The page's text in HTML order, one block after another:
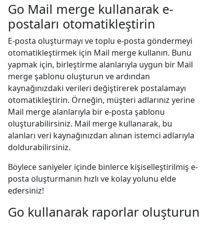
Go Mail merge kullanarak e-
postaları otomatikleştirin
E-posta oluşturmayı ve toplu e-posta göndermeyi
otomatikleştirmek için Mail merge kullanın. Bunu
yapmak için, birleştirme alanlarıyla uygun bir Mail
merge şablonu oluşturun ve ardından
kaynağınızdaki verileri değiştirerek postalamayı
otomatikleştirin. Örneğin, müşteri adlarınız yerine
Mail merge alanlarıyla bir e-posta şablonu
oluşturabilirsiniz. Mail merge kullanarak, bu
alanları veri kaynağınızdan alınan istemci adlarıyla
doldurabilirsiniz.
Böylece saniyeler içinde binlerce kişiselleştirilmiş e-
posta oluşturmanın hızlı ve kolay yolunu elde
edersiniz!
Go kullanarak raporlar oluşturun